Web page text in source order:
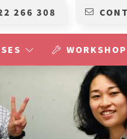
266 308